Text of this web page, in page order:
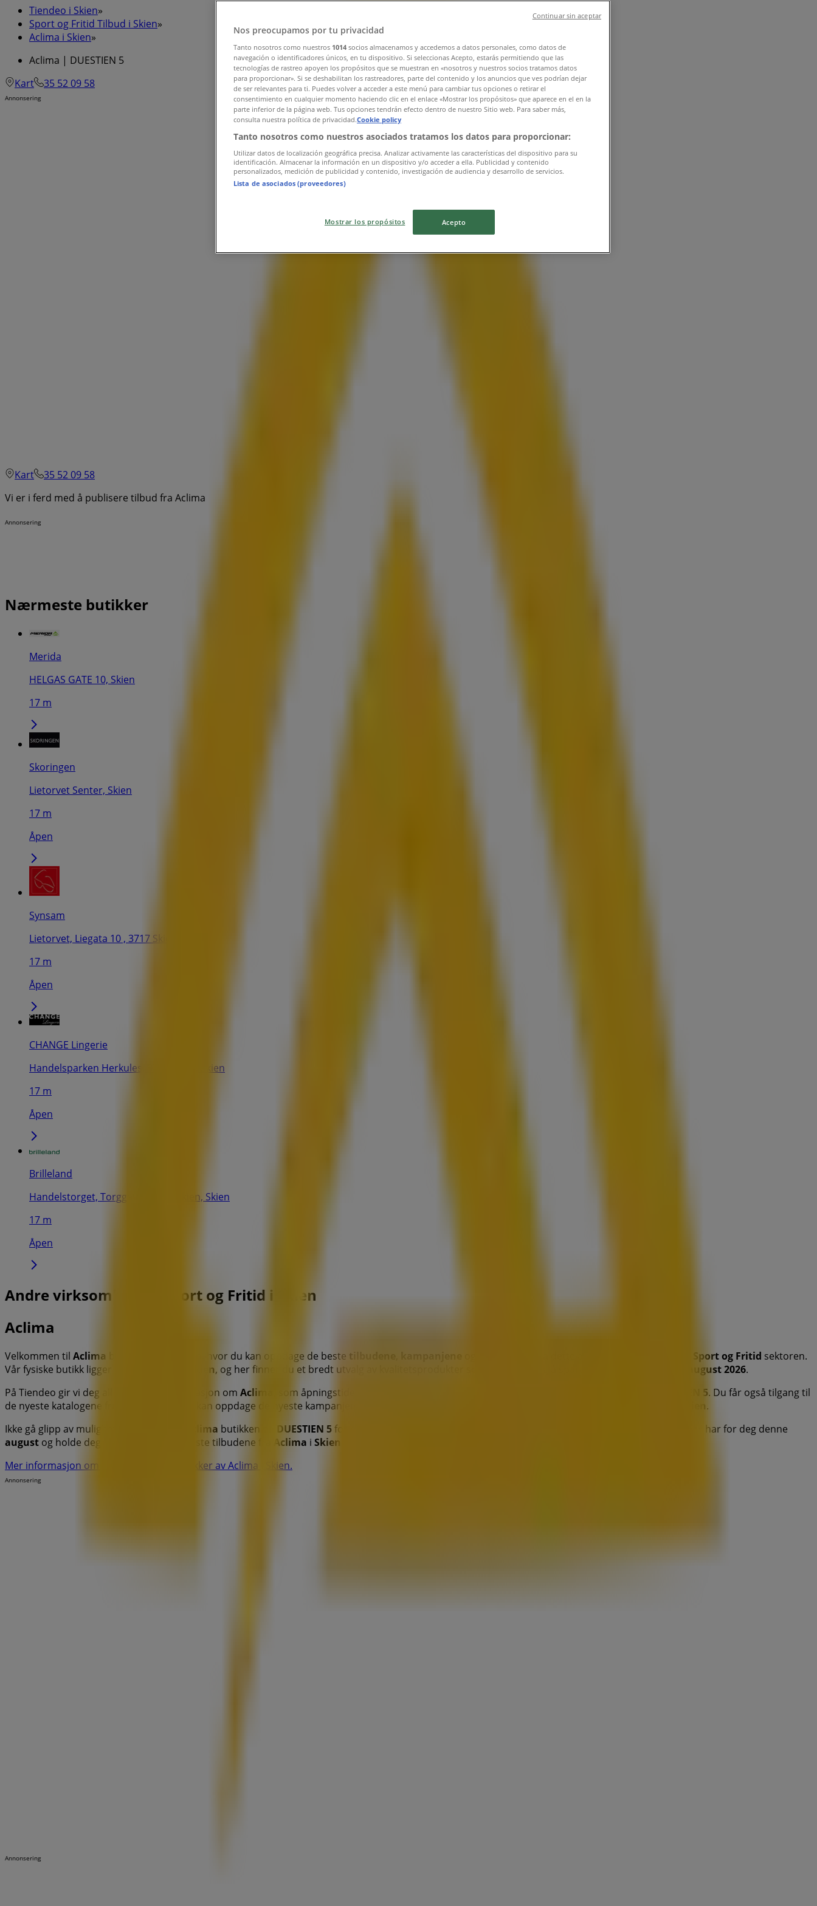
Tiendeo i Skien»
Sport og Fritid Tilbud i Skien»
Aclima i Skien»
Aclima | DUESTIEN 5
Kart
35 52 09 58
Annonsering
Kart
35 52 09 58
Vi er i ferd med å publisere tilbud fra Aclima
Annonsering
Nærmeste butikker
Merida
HELGAS GATE 10, Skien
17 m
Skoringen
Lietorvet Senter, Skien
17 m
Åpen
Synsam
Lietorvet, Liegata 10 , 3717 Skien, Skien
17 m
Åpen
CHANGE Lingerie
Handelsparken Herkules, 3730 Skien, Skien
17 m
Åpen
Brilleland
Handelstorget, Torggata 7 3724 Skien, Skien
17 m
Åpen
Andre virksomheter i Sport og Fritid i Skien
Aclima
Velkommen til Aclima butikken på Tiendeo, hvor du kan oppdage de beste tilbudene Sport og Fritid sektoren.
Vår fysiske butikk ligger på
Skien, og her finner du et bredt utvalg av kvalitetsprodukter som vil hjelpe deg å spare penger gjennom hele august 2026.
På Tiendeo gir vi deg all oppdatert informasjon om Aclima , som åpningstider, eksklusive tilbud og den nøyaktige plasseringen av butikken på DUESTIEN 5. Du får også tilgang til
de nyeste katalogene fra
, hvor du kan oppdage de nyeste kampanjene og dra nytte av store rabatter på
.
Ikke gå glipp av muligheten til å besøke
Aclima butikken på DUESTIEN 5for en komplett shoppingopplevelse. Vi inviterer deg til å utforske kampanjene vi har for deg denne
august og holde deg oppdatert om de beste tilbudene fra Aclima i Skien
Mer informasjon om Aclima
Se andre butikker av Aclima i Skien.
Annonsering
Annonsering
Nos preocupamos por tu privacidad
Tanto nosotros como nuestros 1014 socios almacenamos y accedemos a datos personales, como datos de
navegación o identificadores únicos, en tu dispositivo. Si seleccionas Acepto, estarás permitiendo que las
tecnologías de rastreo apoyen los propósitos que se muestran en «nosotros y nuestros socios tratamos datos
para proporcionar». Si se deshabilitan los rastreadores, parte del contenido y los anuncios que ves podrían dejar
de ser relevantes para ti. Puedes volver a acceder a este menú para cambiar tus opciones o retirar el
consentimiento en cualquier momento haciendo clic en el enlace «Mostrar los propósitos» que aparece en el en la
parte inferior de la página web. Tus opciones tendrán efecto dentro de nuestro Sitio web. Para saber más,
consulta nuestra política de privacidad.Cookie policy
Tanto nosotros como nuestros asociados tratamos los datos para proporcionar:
Utilizar datos de localización geográfica precisa. Analizar activamente las características del dispositivo para su
identificación. Almacenar la información en un dispositivo y/o acceder a ella. Publicidad y contenido
personalizados, medición de publicidad y contenido, investigación de audiencia y desarrollo de servicios.
Lista de asociados (proveedores)
Mostrar los propósitos Acepto
Continuar sin aceptar